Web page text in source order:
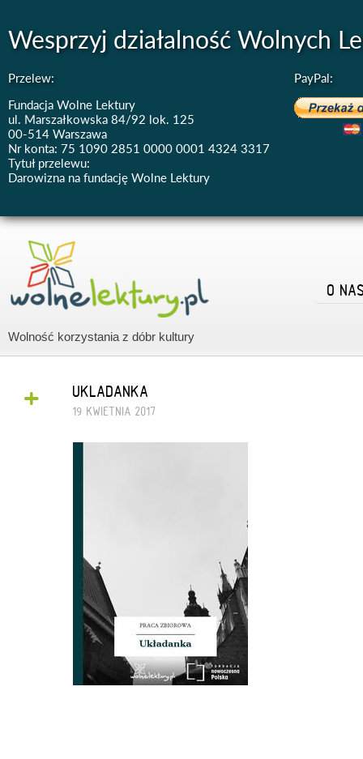
Wesprzyj działalność Wolnych
Przelew:
Fundacja Wolne Lektury
ul. Marszałkowska 84/92 lok. 125
00-514 Warszawa
Nr konta: 75 1090 2851 0000 0001 4324 3317
Tytuł przelewu:
Darowizna na fundację Wolne Lektury
PayPal:
Wolność korzystania z dóbr kultury
O
+ UKLADANKA
19 KWIETNIA 2017